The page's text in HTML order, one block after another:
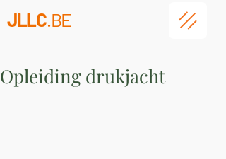
JLLC.BE
Opleiding drukjacht